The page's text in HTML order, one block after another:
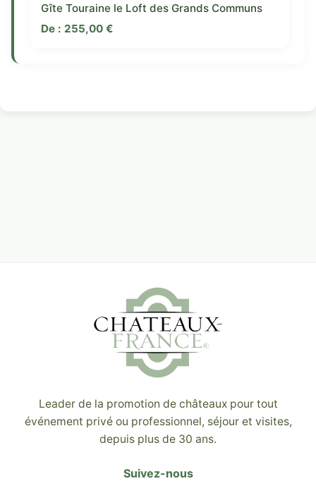
Gîte Touraine le Loft des Grands Communs
De : 255,00 €
Leader de la promotion de châteaux pour tout
événement privé ou professionnel, séjour et visites,
depuis plus de 30 ans.
Suivez-nous